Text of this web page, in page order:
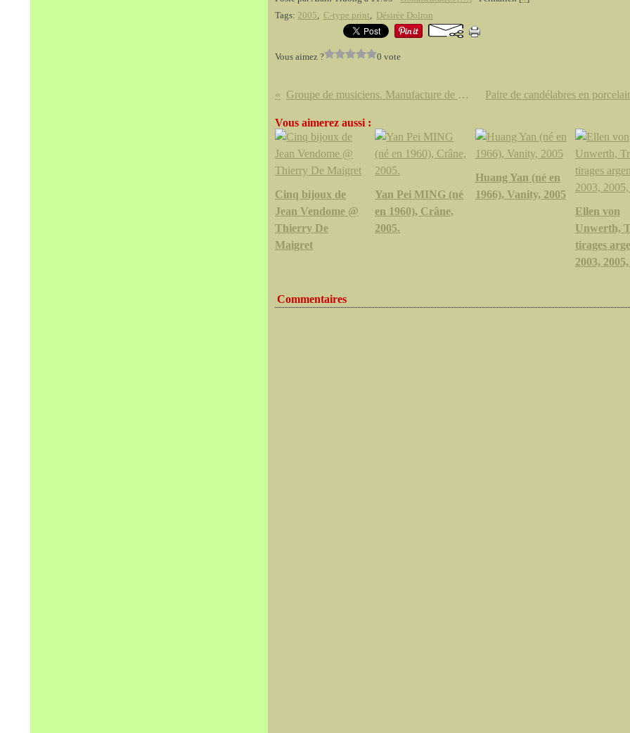
Tags: 2005, C-type print, Désirée Dolron
Vous aimez ? 0 vote
Groupe de musiciens. Manufacture de Mennecy. Monture d'origine en bronze doré. Epoque Louis XV, vers 1760
Vous aimerez aussi :
Cinq bijoux de
Jean Vendome @
Thierry De
Maigret
Yan Pei MING (né
en 1960), Crâne,
2005.
Huang Yan (né en
1966), Vanity, 2005
Ellen von
Unwerth,
tirages
2003,
Commentaires